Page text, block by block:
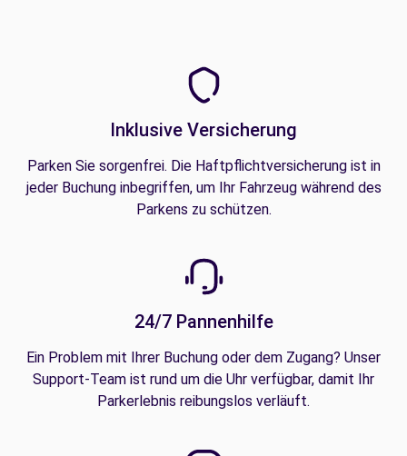
Inklusive Versicherung
Parken Sie sorgenfrei. Die Haftpflichtversicherung ist in
jeder Buchung inbegriffen, um Ihr Fahrzeug während des
Parkens zu schützen.
24/7 Pannenhilfe
Ein Problem mit Ihrer Buchung oder dem Zugang? Unser
Support-Team ist rund um die Uhr verfügbar, damit Ihr
Parkerlebnis reibungslos verläuft.